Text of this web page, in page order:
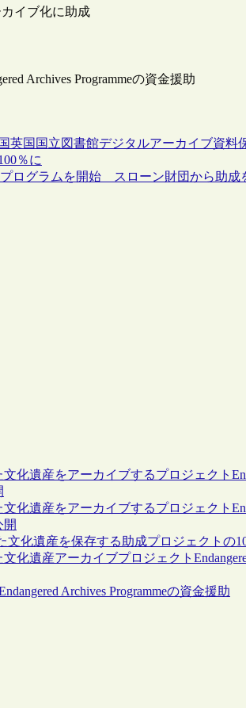
イブ化に助成
Archives Programmeの資金援助
英国 国立図書館デジタルアーカイブ資料
％に
ログラムを開始 スローン財団から助成
化遺産をアーカイブするプロジェクト
化遺産をアーカイブするプロジェクト
開
化遺産を保存する助成プロジェクトの
化遺産アーカイブプロジェクト
Archives Programmeの資金援助